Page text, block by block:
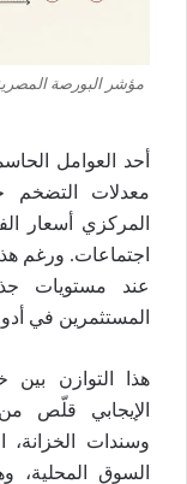
مؤشر البورصة
أحد العوامل
اجتماعات. ورغم
المستثمرين في
هذا التوازن بين
الإيجابي قلّص
وسندات
السوق